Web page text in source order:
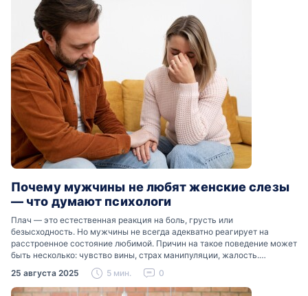
Почему мужчины не любят женские слезы
— что думают психологи
Плач — это естественная реакция на боль, грусть или
безысходность. Но мужчины не всегда адекватно реагирует на
расстроенное состояние любимой. Причин на такое поведение может
быть несколько: чувство вины, страх манипуляции, жалость.
Разобраться, почему мужчины боятся женских слез, помогут советы
психологов…
25 августа 2025 5 мин. 0